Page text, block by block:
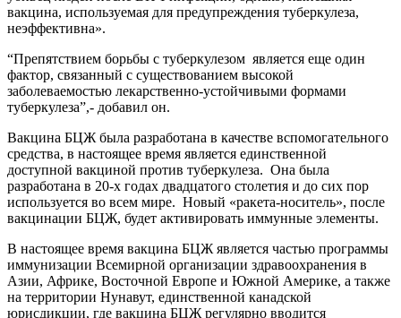
вакцина, используемая для предупреждения туберкулеза,
неэффективна».
“Препятствием борьбы с туберкулезом является еще один
фактор, связанный с существованием высокой
заболеваемостью лекарственно-устойчивыми формами
туберкулеза”,- добавил он.
Вакцина БЦЖ была разработана в качестве вспомогательного
средства, в настоящее время является единственной
доступной вакциной против туберкулеза. Она была
разработана в 20-х годах двадцатого столетия и до сих пор
используется во всем мире. Новый «ракета-носитель», после
вакцинации БЦЖ, будет активировать иммунные элементы.
В настоящее время вакцина БЦЖ является частью программы
иммунизации Всемирной организации здравоохранения в
Азии, Африке, Восточной Европе и Южной Америке, а также
на территории Нунавут, единственной канадской
юрисдикции, где вакцина БЦЖ регулярно вводится